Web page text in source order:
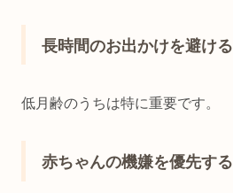
長時間のお出かけを避ける
低月齢のうちは特に重要です。
赤ちゃんの機嫌を優先する